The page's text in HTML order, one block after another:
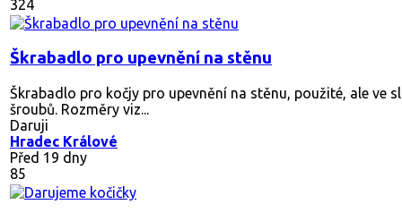
324
Škrabadlo pro upevnění na stěnu
Škrabadlo pro kočjy pro upevnění na stěnu, použité, ale ve
šroubů. Rozměry viz...
Daruji
Hradec Králové
Před 19 dny
85